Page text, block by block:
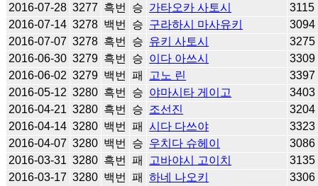
2016-07-28 3277 흑번 승 가타오카 사토시
3115
2016-07-14 3278 백번 승 구라하시 마사유키
3094
2016-07-07 3278 흑번 승 유키 사토시
3275
2016-06-30 3279 흑번 승 이다 아쓰시
3309
2016-06-02 3279 백번 패 고노 린
3397
2016-05-12 3280 흑번 승 야마시타 게이고
3403
2016-04-21 3280 흑번 승 조선진
3204
2016-04-14 3280 백번 패 시다 다쓰야
3323
2016-04-07 3280 백번 승 우치다 슈헤이
3086
2016-03-31 3280 흑번 패 고바야시 고이치
3135
2016-03-17 3280 백번 패 하네 나오키
3306